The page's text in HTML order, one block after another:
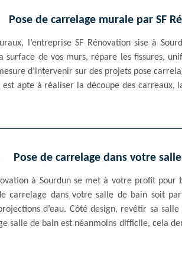
Pose de carrelage murale par SF
l’entreprise SF Rénovation sise à
surface de vos murs, répare les fissures,
d’intervenir sur des projets pose
est apte à réaliser la découpe des
Pose de carrelage dans votre
à Sourdun se met à votre profit
carrelage dans votre salle de bain soit
d’eau. Côté design, revêtir sa
salle de bain est néanmoins difficile, cela